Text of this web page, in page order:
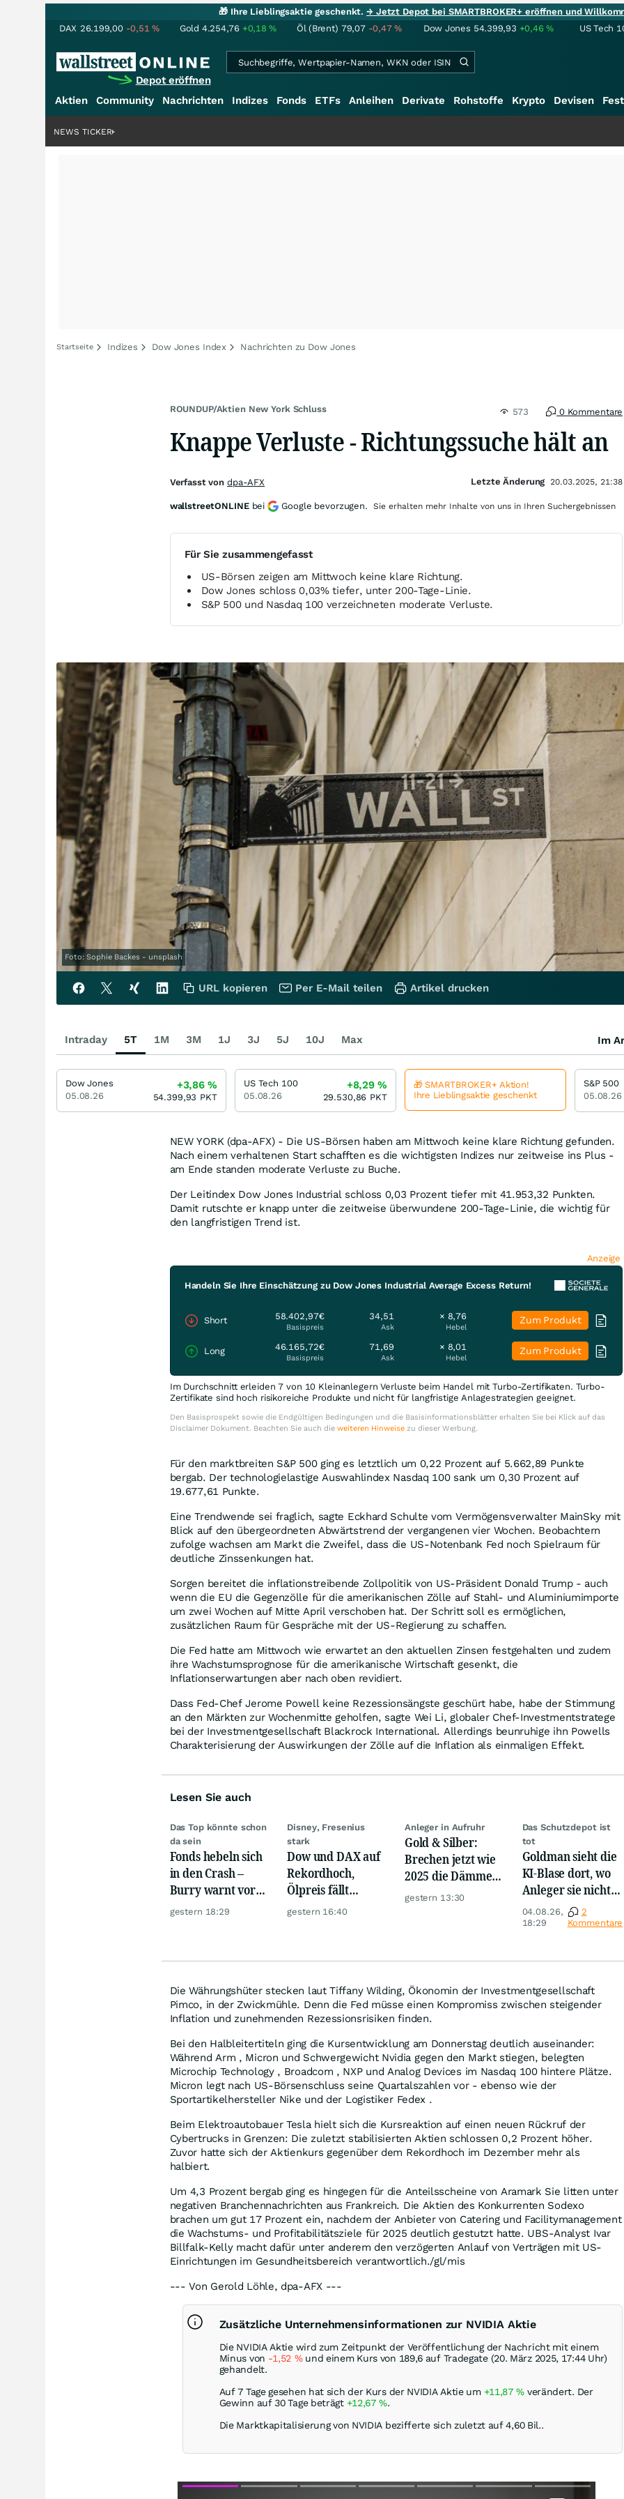
🎁 Ihre Lieblingsaktie geschenkt.→ Jetzt Depot bei SMARTBROKER+ eröffnen und
DAX 26.199,00 -0,51% Gold 4.254,76 +0,18% Öl (Brent) 79,07 -0,47% Dow Jones 54.399,93 +0,46% US Tech
Depot eröffnen
Aktien Community Nachrichten Indizes Fonds ETFs Anleihen Derivate Rohstoffe Krypto Devisen
NEWS TICKER
Startseite Indizes Dow Jones Index Nachrichten zu Dow Jones
ROUNDUP/Aktien New York Schluss 573 0 Kommentare
Knappe Verluste - Richtungssuche hält an
Für Sie zusammengefasst
US-Börsen zeigen am Mittwoch keine klare Richtung.
Dow Jones schloss 0,03% tiefer, unter 200-Tage-Linie.
S&P 500 und Nasdaq 100 verzeichneten moderate Verluste.
Foto: Sophie Backes - unsplash
NEW YORK (dpa-AFX) - Die US-Börsen haben am Mittwoch keine klare Richtung gefunden.
Nach einem verhaltenen Start schafften es die wichtigsten Indizes nur zeitweise ins Plus -
am Ende standen moderate Verluste zu Buche.
Der Leitindex Dow Jones Industrial schloss 0,03 Prozent tiefer mit 41.953,32 Punkten.
Damit rutschte er knapp unter die zeitweise überwundene 200-Tage-Linie, die wichtig für
den langfristigen Trend ist.
Anzeige
Handeln Sie Ihre Einschätzung zu Dow Jones Industrial Average Excess Return!
Short 58.402,97€
Basispreis
34,51
Ask
× 8,76
Hebel
Zum Produkt
Long 46.165,72€
Basispreis
71,69
Ask
× 8,01
Hebel
Zum Produkt
Im Durchschnitt erleiden 7 von 10 Kleinanlegern Verluste beim Handel mit Turbo-Zertifikaten. Turbo-
Zertifikate sind hoch risikoreiche Produkte und nicht für langfristige Anlagestrategien geeignet.
Den Basisprospekt sowie die Endgültigen Bedingungen und die Basisinformationsblätter erhalten Sie bei Klick auf das
Disclaimer Dokument. Beachten Sie auch die weiteren Hinweisezu dieser Werbung.
Für den marktbreiten S&P 500 ging es letztlich um 0,22 Prozent auf 5.662,89 Punkte
bergab. Der technologielastige Auswahlindex Nasdaq 100 sank um 0,30 Prozent auf
19.677,61 Punkte.
Eine Trendwende sei fraglich, sagte Eckhard Schulte vom Vermögensverwalter MainSky mit
Blick auf den übergeordneten Abwärtstrend der vergangenen vier Wochen. Beobachtern
zufolge wachsen am Markt die Zweifel, dass die US-Notenbank Fed noch Spielraum für
deutliche Zinssenkungen hat.
Sorgen bereitet die inflationstreibende Zollpolitik von US-Präsident Donald Trump - auch
wenn die EU die Gegenzölle für die amerikanischen Zölle auf Stahl- und Aluminiumimporte
um zwei Wochen auf Mitte April verschoben hat. Der Schritt soll es ermöglichen,
zusätzlichen Raum für Gespräche mit der US-Regierung zu schaffen.
Die Fed hatte am Mittwoch wie erwartet an den aktuellen Zinsen festgehalten und zudem
ihre Wachstumsprognose für die amerikanische Wirtschaft gesenkt, die
Inflationserwartungen aber nach oben revidiert.
Dass Fed-Chef Jerome Powell keine Rezessionsängste geschürt habe, habe der Stimmung
an den Märkten zur Wochenmitte geholfen, sagte Wei Li, globaler Chef-Investmentstratege
bei der Investmentgesellschaft Blackrock International. Allerdings beunruhige ihn Powells
Charakterisierung der Auswirkungen der Zölle auf die Inflation als einmaligen Effekt.
Lesen Sie auch
Das Top könnte schon
da sein
Fonds hebeln sich
in den Crash –
Burry warnt vor
einem Absturz wie
gestern 18:29
Disney, Fresenius
stark
Dow und DAX auf
Rekordhoch,
Ölpreis fällt
weiter, Gold legt
gestern 16:40
Anleger in Aufruhr
Gold & Silber:
Brechen jetzt wie
2025 die Dämme?
Minenaktien vor
gestern 13:30
Das Schutzdepot ist
tot
Goldman sieht die
KI-Blase dort, wo
Anleger sie nicht
suchen
04.08.26,
18:29
2
Kommentare
Die Währungshüter stecken laut Tiffany Wilding, Ökonomin der Investmentgesellschaft
Pimco, in der Zwickmühle. Denn die Fed müsse einen Kompromiss zwischen steigender
Inflation und zunehmenden Rezessionsrisiken finden.
Bei den Halbleitertiteln ging die Kursentwicklung am Donnerstag deutlich auseinander:
Während Arm , Micron und Schwergewicht Nvidia gegen den Markt stiegen, belegten
Microchip Technology , Broadcom , NXP und Analog Devices im Nasdaq 100 hintere Plätze.
Micron legt nach US-Börsenschluss seine Quartalszahlen vor - ebenso wie der
Sportartikelhersteller Nike und der Logistiker Fedex .
Beim Elektroautobauer Tesla hielt sich die Kursreaktion auf einen neuen Rückruf der
Cybertrucks in Grenzen: Die zuletzt stabilisierten Aktien schlossen 0,2 Prozent höher.
Zuvor hatte sich der Aktienkurs gegenüber dem Rekordhoch im Dezember mehr als
halbiert.
Um 4,3 Prozent bergab ging es hingegen für die Anteilsscheine von Aramark Sie litten unter
negativen Branchennachrichten aus Frankreich. Die Aktien des Konkurrenten Sodexo
brachen um gut 17 Prozent ein, nachdem der Anbieter von Catering und Facilitymanagement
die Wachstums- und Profitabilitätsziele für 2025 deutlich gestutzt hatte. UBS-Analyst Ivar
Billfalk-Kelly macht dafür unter anderem den verzögerten Anlauf von Verträgen mit US-
Einrichtungen im Gesundheitsbereich verantwortlich./gl/mis
--- Von Gerold Löhle, dpa-AFX ---
Zusätzliche Unternehmensinformationen zur NVIDIA Aktie
Die NVIDIA Aktie wird zum Zeitpunkt der Veröffentlichung der Nachricht mit einem
Minus von -1,52 %und einem Kurs von 189,6 auf Tradegate (20. März 2025, 17:44 Uhr)
gehandelt.
Auf 7 Tage gesehen hat sich der Kurs der NVIDIA Aktie um +11,87% verändert. Der
Gewinn auf 30 Tage beträgt +12,67%.
Die Marktkapitalisierung von NVIDIA bezifferte sich zuletzt auf 4,60 Bil..
Verfasst von dpa-AFX Letzte Änderung 20.03.2025, 21:38
wallstreetONLINE bei Google bevorzugen. Sie erhalten mehr Inhalte von uns in Ihren Suchergebnissen
URL kopieren Per E-Mail teilen Artikel drucken
Intraday 5T 1M 3M 1J 3J 5J 10J Max Im
Dow Jones
05.08.26
+3,86%
54.399,93 PKT
US Tech 100
05.08.26
+8,29%
29.530,86 PKT
🎁 SMARTBROKER+ Aktion!
Ihre Lieblingsaktie geschenkt
S&P 500
05.08.26